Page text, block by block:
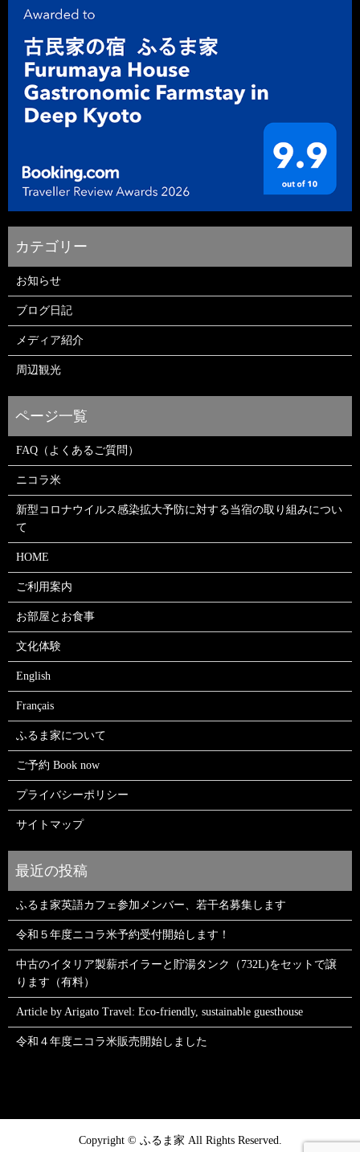
お知らせ
ブログ日記
メディア紹介
周辺観光
FAQ（よくあるご質問）
ニコラ米
新型コロナウイルス感染拡大予防に対する当宿の取り組みについ
て
HOME
ご利用案内
お部屋とお食事
文化体験
English
Français
ふるま家について
ご予約 Book now
プライバシーポリシー
サイトマップ
ふるま家英語カフェ参加メンバー、若干名募集します
令和５年度ニコラ米予約受付開始します！
中古のイタリア製薪ボイラーと貯湯タンク（732L)をセットで譲
ります（有料）
Article by Arigato Travel: Eco-friendly, sustainable guesthouse
令和４年度ニコラ米販売開始しました
Copyright © ふるま家 All Rights Reserved.